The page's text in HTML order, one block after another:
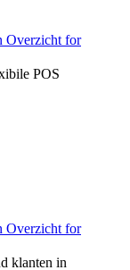
Overzicht for
POS
Overzicht for
klanten in